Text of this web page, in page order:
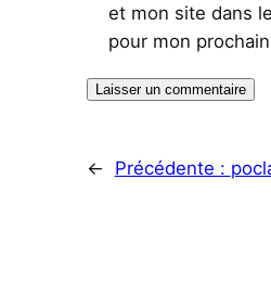
et mon site dans
pour mon
← Précédente :